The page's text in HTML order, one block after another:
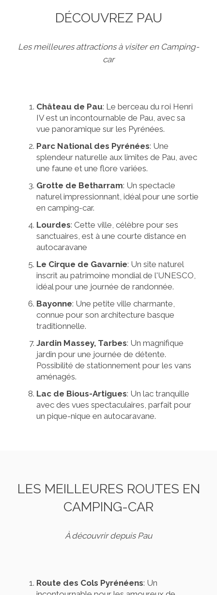
DÉCOUVREZ PAU
Les meilleures attractions à visiter en Camping-
car
Château de Pau: Le berceau du roi Henri
IV est un incontournable de Pau, avec sa
vue panoramique sur les Pyrénées.
Parc National des Pyrénées: Une
splendeur naturelle aux limites de Pau, avec
une faune et une flore variées.
Grotte de Betharram: Un spectacle
naturel impressionnant, idéal pour une sortie
en camping-car.
Lourdes: Cette ville, célèbre pour ses
sanctuaires, est à une courte distance en
autocaravane
Le Cirque de Gavarnie: Un site naturel
inscrit au patrimoine mondial de l'UNESCO,
idéal pour une journée de randonnée.
Bayonne: Une petite ville charmante,
connue pour son architecture basque
traditionnelle.
Jardin Massey, Tarbes: Un magnifique
jardin pour une journée de détente.
Possibilité de stationnement pour les vans
aménagés.
Lac de Bious-Artigues: Un lac tranquille
avec des vues spectaculaires, parfait pour
un pique-nique en autocaravane.
LES MEILLEURES ROUTES EN
CAMPING-CAR
À découvrir depuis Pau
Route des Cols Pyrénéens: Un